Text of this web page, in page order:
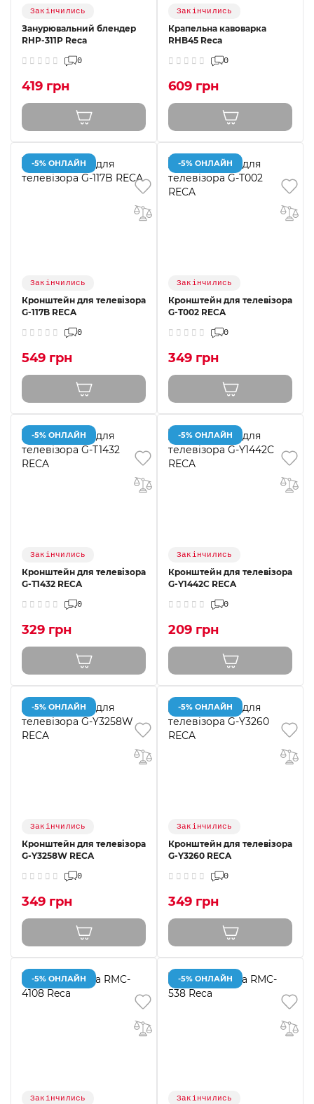
Закінчились
Занурювальний блендер
RHP-311P Reca
0
419 грн
Закінчились
Крапельна кавоварка
RHB45 Reca
0
609 грн
-5% ОНЛАЙН
Закінчились
Кронштейн для телевізора
G-117B RECA
0
549 грн
-5% ОНЛАЙН
Закінчились
Кронштейн для телевізора
G-T002 RECA
0
349 грн
-5% ОНЛАЙН
Закінчились
Кронштейн для телевізора
G-T1432 RECA
0
329 грн
-5% ОНЛАЙН
Закінчились
Кронштейн для телевізора
G-Y1442C RECA
0
209 грн
-5% ОНЛАЙН
Закінчились
Кронштейн для телевізора
G-Y3258W RECA
0
349 грн
-5% ОНЛАЙН
Закінчились
Кронштейн для телевізора
G-Y3260 RECA
0
349 грн
-5% ОНЛАЙН
Закінчились
-5% ОНЛАЙН
Закінчились